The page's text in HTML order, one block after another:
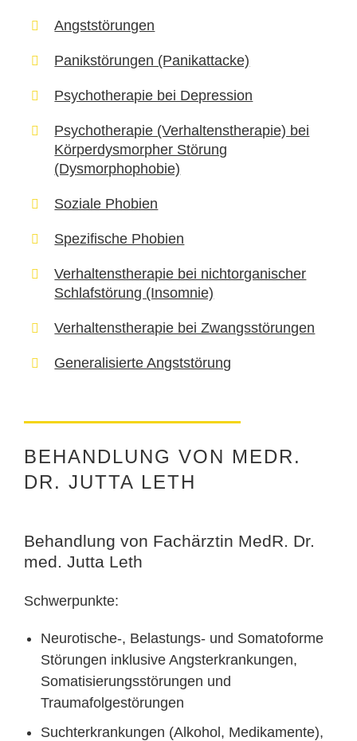
Angststörungen
Panikstörungen (Panikattacke)
Psychotherapie bei Depression
Psychotherapie (Verhaltenstherapie) bei
Körperdysmorpher Störung
(Dysmorphophobie)
Soziale Phobien
Spezifische Phobien
Verhaltenstherapie bei nichtorganischer
Schlafstörung (Insomnie)
Verhaltenstherapie bei Zwangsstörungen
Generalisierte Angststörung
BEHANDLUNG VON MEDR.
DR. JUTTA LETH
Behandlung von Fachärztin MedR. Dr.
med. Jutta Leth
Schwerpunkte:
Neurotische-, Belastungs- und Somatoforme
Störungen inklusive Angsterkrankungen,
Somatisierungsstörungen und
Traumafolgestörungen
Suchterkrankungen (Alkohol, Medikamente),